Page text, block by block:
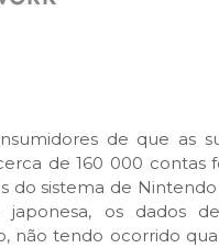
de que as
de 160 000 contas
do sistema de
japonesa, os dados
não tendo ocorrido